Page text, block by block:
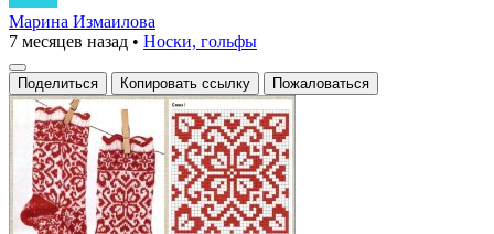
Марина Измаилова
7 месяцев назад • Носки, гольфы
Поделиться Копировать ссылку Пожаловаться